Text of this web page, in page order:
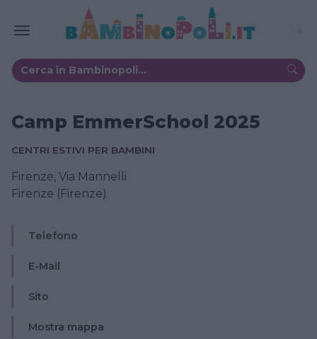
Camp EmmerSchool 2025
CENTRI ESTIVI PER BAMBINI
Firenze, Via Mannelli
Firenze (Firenze)
Telefono
E-Mail
Sito
Mostra mappa